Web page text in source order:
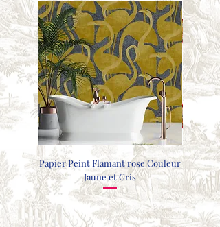
Papier Peint Flamant rose Couleur
Jaune et Gris